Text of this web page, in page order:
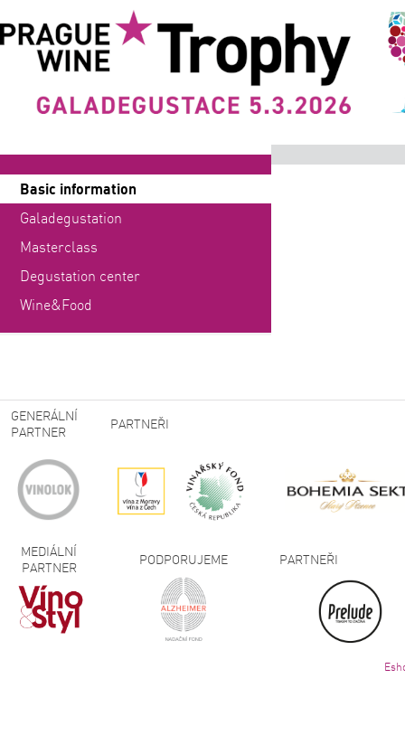
Basic information
Galadegustation
Masterclass
Degustation center
Wine&Food
GENERÁLNÍ
PARTNER
PARTNEŘI
MEDIÁLNÍ
PARTNER
PODPORUJEME PARTNEŘI